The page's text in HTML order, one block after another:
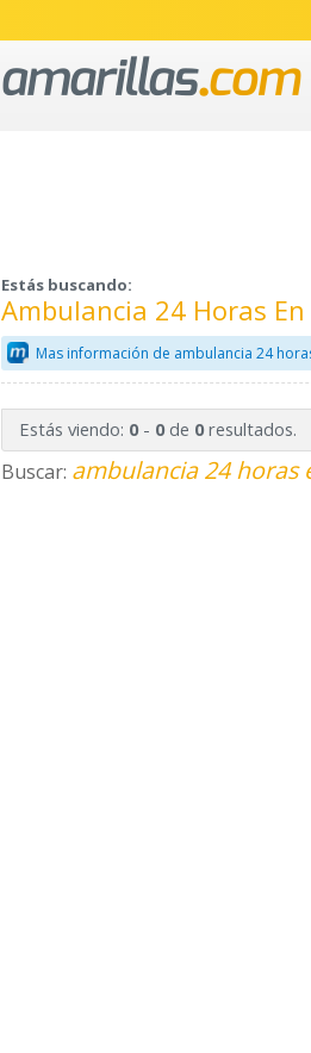
Estás buscando:
Ambulancia 24 Horas
Mas información de ambulancia 24
Estás viendo: 0- 0de 0resultados.
Buscar: ambulancia 24 horas